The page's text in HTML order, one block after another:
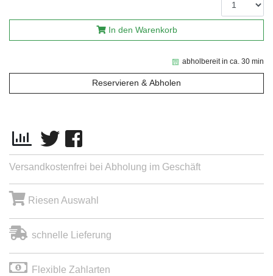
abholbereit in ca. 30 min
Reservieren & Abholen
In den Warenkorb
Versandkostenfrei bei Abholung im Geschäft
Riesen Auswahl
schnelle Lieferung
Flexible Zahlarten